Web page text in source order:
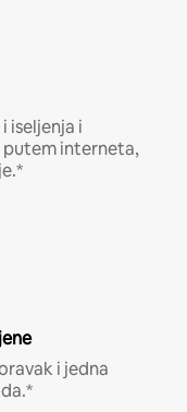
iseljenja i
interneta,
i jedna